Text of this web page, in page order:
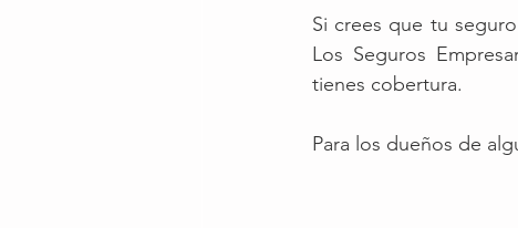
Si crees que tu
Los Seguros
tienes cobertura.
Para los dueños de